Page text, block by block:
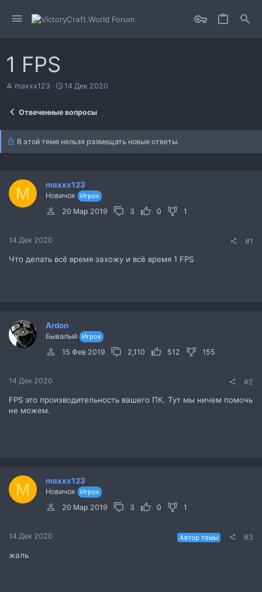
1 FPS
А
е
м
maxxx123
Д
а
ч
а
14 Дек 2020
Отвеченные вопросы
В этой теме нельзя размещать новые ответы.
M maxxx123
Новичок Игрок
20 Мар 2019 3 0 1
14 Дек 2020 #1
Что делать всё время захожу и всё время 1 FPS
Ardon
Бывалый Игрок
15 Фев 2019 2,110 512 155
14 Дек 2020 #2
FPS это производительность вашего ПК. Тут мы ничем помочь
не можем.
M maxxx123
Новичок Игрок
20 Мар 2019 3 0 1
14 Дек 2020 Автор темы #3
жаль